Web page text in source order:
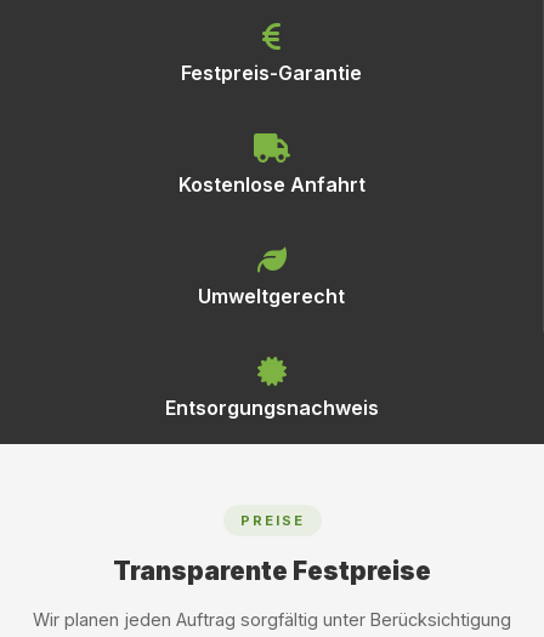
Festpreis-Garantie
Kostenlose Anfahrt
Umweltgerecht
Entsorgungsnachweis
PREISE
Transparente Festpreise
Wir planen jeden Auftrag sorgfältig unter Berücksichtigung